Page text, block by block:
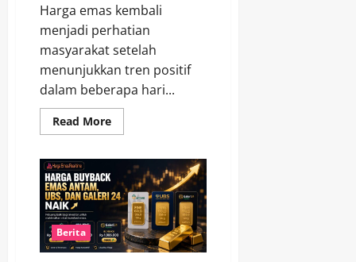
Harga emas kembali
menjadi perhatian
masyarakat setelah
menunjukkan tren positif
dalam beberapa hari...
Read MoreRead
more
Emas
Antam
Melanjutkan
Penguatan,
Capai
Rp2,711
Juta
per
Gram
Berita